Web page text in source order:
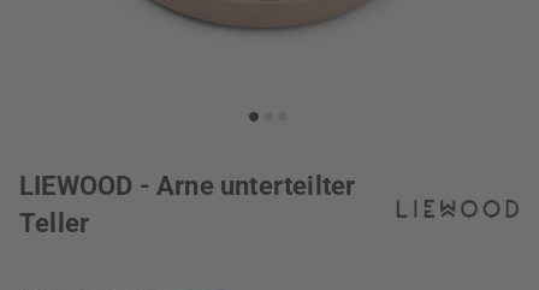
LIEWOOD - Arne unterteilter
Teller